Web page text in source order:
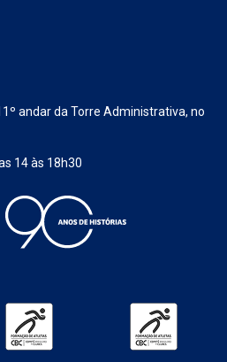
andar da Torre Administrativa, no
14 às 18h30